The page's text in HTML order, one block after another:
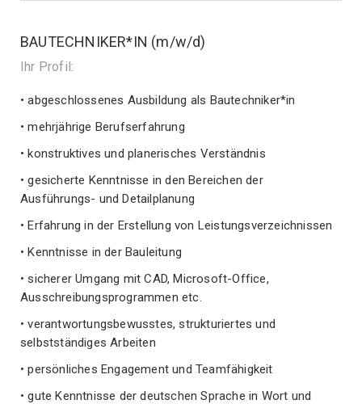
BAUTECHNIKER*IN (m/w/d)
Ihr Profil:
• abgeschlossenes Ausbildung als Bautechniker*in
• mehrjährige Berufserfahrung
• konstruktives und planerisches Verständnis
• gesicherte Kenntnisse in den Bereichen der
Ausführungs- und Detailplanung
• Erfahrung in der Erstellung von Leistungsverzeichnissen
• Kenntnisse in der Bauleitung
• sicherer Umgang mit CAD, Microsoft-Office,
Ausschreibungsprogrammen etc.
• verantwortungsbewusstes, strukturiertes und
selbstständiges Arbeiten
• persönliches Engagement und Teamfähigkeit
• gute Kenntnisse der deutschen Sprache in Wort und